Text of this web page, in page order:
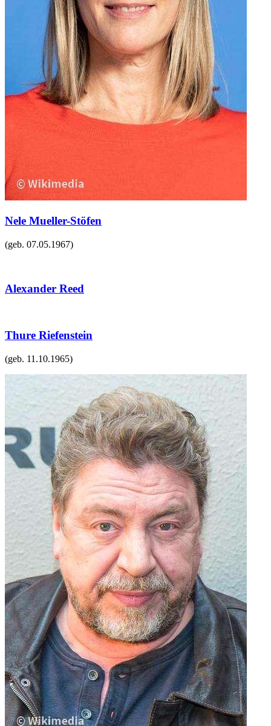
Nele Mueller-Stöfen
(geb. 07.05.1967)
Alexander Reed
Thure Riefenstein
(geb. 11.10.1965)